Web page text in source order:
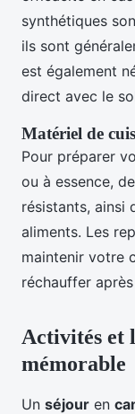
synthétiques
ils sont
est également
direct avec le
Matériel de
Pour préparer
ou à essence,
résistants, ainsi
aliments. Les
maintenir votre
réchauffer
Activités et
mémorable
Un séjour en